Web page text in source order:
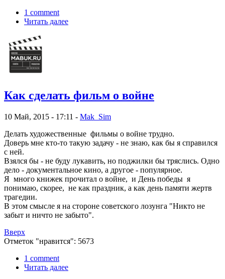
1 comment
Читать далее
Как сделать фильм о войне
10 Май, 2015 - 17:11 - Mak_Sim
Делать художественные фильмы о войне трудно.
Доверь мне кто-то такую задачу - не знаю, как бы я справился
с ней.
Взялся бы - не буду лукавить, но поджилки бы тряслись. Одно
дело - документальное кино, а другое - популярное.
Я много книжек прочитал о войне, и День победы я
понимаю, скорее, не как праздник, а как день памяти жертв
трагедии.
В этом смысле я на стороне советского лозунга "Никто не
забыт и ничто не забыто".
Вверх
Отметок "нравится": 5673
1 comment
Читать далее